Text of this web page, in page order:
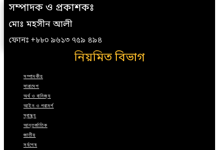
সম্পাদক ও প্রকাশকঃ
মোঃ মহসীন আলী
ফোনঃ +৮৮০ ৯৬১৩ ৭৫৯ ৪৯৪
নিয়মিত বিভাগ
সম্পাদকীয়
সারাদেশ
অর্থ ও বানিজ্য
আইন ও পরামর্শ
স্বাস্থ্য
আন্তর্জাতিক
জাতীয়
সর্বশেষ